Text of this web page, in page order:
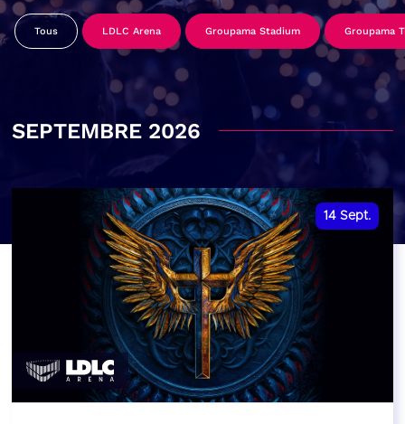
Tous LDLC Arena Groupama Stadium Groupama
SEPTEMBRE 2026
14 Sept.